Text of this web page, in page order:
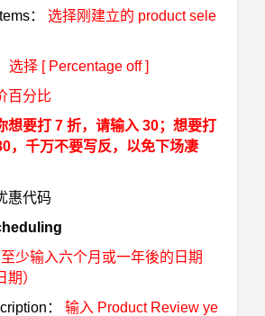
： 选择刚建立的 product sele
选择 [ Percentage off ]
百分比
想要打 7 折，请输入 30；想要打
， 千万不要写反，以免下场凄
至少输入六个月或一年後的日期
期）
： 输入 Product Review ye